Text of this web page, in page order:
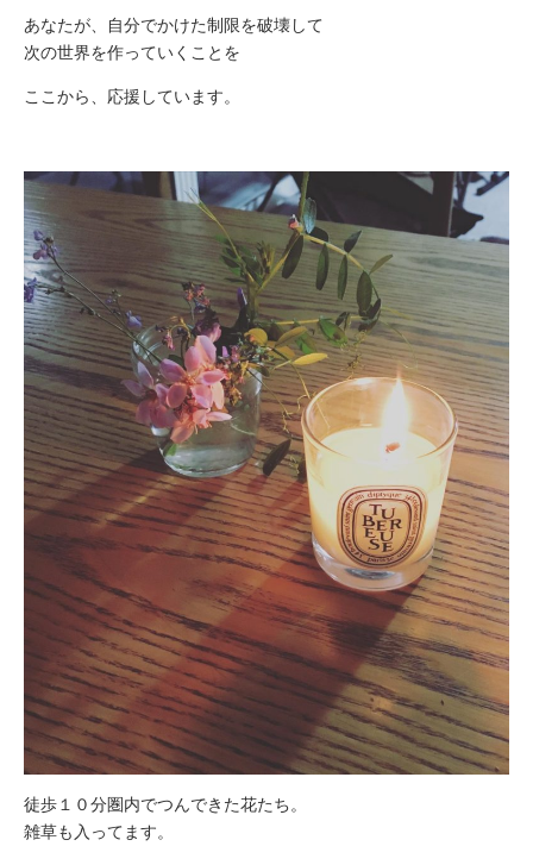
あなたが、自分でかけた制限を破壊して
次の世界を作っていくことを
ここから、応援しています。
徒歩１０分圏内でつんできた花たち。
雑草も入ってます。